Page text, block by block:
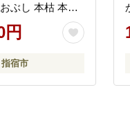
ぶし 本枯 本枯
節 出汁 だし かつ
オだし 訳あり
円
宿市